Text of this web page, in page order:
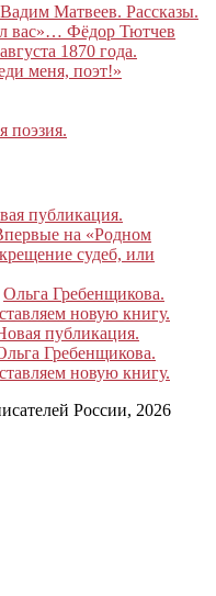
Матвеев. Рассказы.
вас»… Фёдор Тютчев
1870 года.
меня, поэт!»
поэзия.
публикация.
на «Родном
судеб, или
Ольга Гребенщикова.
новую книгу.
публикация.
Гребенщикова.
новую книгу.
России, 2026